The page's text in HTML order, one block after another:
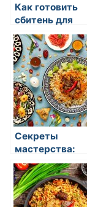
Как готовить
сбитень для
горячего чая
восточным
рецептам
Секреты
мастерства:
умение
использовать
специи и
в восточной